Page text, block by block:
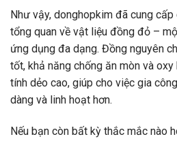
Như vậy, donghopkim đã cung
tổng quan về vật liệu đồng đỏ –
ứng dụng đa dạng. Đồng nguyên
tốt, khả năng chống ăn mòn và
tính dẻo cao, giúp cho việc gia
dàng và linh hoạt hơn.
Nếu bạn còn bất kỳ thắc mắc nào